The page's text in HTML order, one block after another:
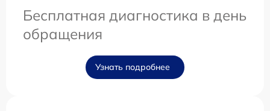
Бесплатная диагностика в день
обращения
Узнать подробнее